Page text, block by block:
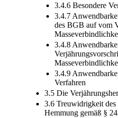
3.4.6 Besondere
3.4.7
des BGB auf vom
3.4.8
3.4.9
Verfahren
3.5 Die
3.6 Treuwidrigkeit
Hemmung gemäß §